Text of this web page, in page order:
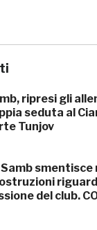
ripresi gli
seduta al
Tunjov
Samb smentisce
del club.